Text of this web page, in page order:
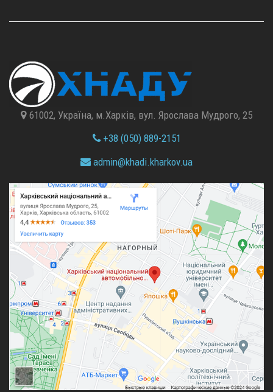
61002, Україна, м.Харків, вул. Ярослава Мудрого, 25
+38 (050) 889-2151
admin@khadi.kharkov.ua